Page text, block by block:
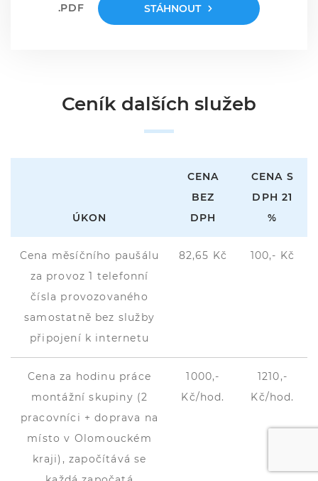
.PDF STÁHNOUT
Ceník dalších služeb
ÚKON
CENA
BEZ
DPH
CENA S
DPH 21
%
Cena měsíčního paušálu
za provoz 1 telefonní
čísla provozovaného
samostatně bez služby
připojení k internetu
82,65 Kč 100,- Kč
Cena za hodinu práce
montážní skupiny (2
pracovníci + doprava na
místo v Olomouckém
kraji), započítává se
1000,-
Kč/hod.
1210,-
Kč/hod.